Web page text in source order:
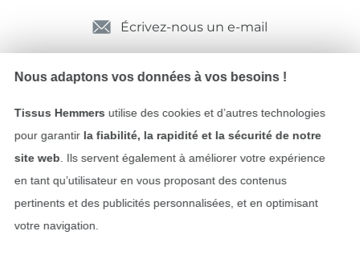
Écrivez-nous un e-mail
Nous adaptons vos données à vos besoins !
Tissus Hemmers utilise des cookies et d’autres technologies
pour garantir la fiabilité, la rapidité et la sécurité de notre
site web . Ils servent également à améliorer votre expérience
en tant qu’utilisateur en vous proposant des contenus
pertinents et des publicités personnalisées, et en optimisant
votre navigation.